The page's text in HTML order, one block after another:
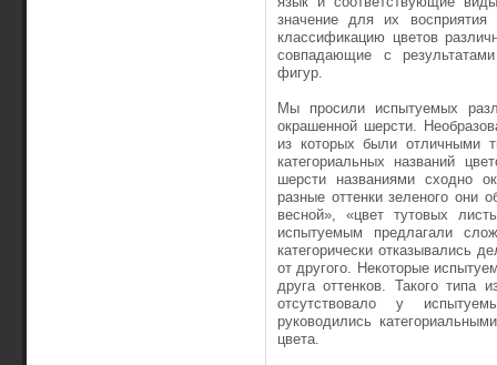
значение для их
классификацию цветов
совпадающие с
фигур.
Мы просили испытуемых
окрашенной шерсти.
из которых были отличными
категориальных названий
шерсти названиями сходно
разные оттенки зеленого они
весной», «цвет тутовых
испытуемым предлагали
категорически отказывались
от другого. Некоторые
друга оттенков. Такого типа
отсутствовало у
руководились
цвета.